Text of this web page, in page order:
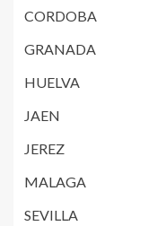
CORDOBA
GRANADA
HUELVA
JAEN
JEREZ
MALAGA
SEVILLA